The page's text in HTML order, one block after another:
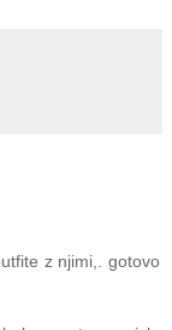
z njimi,. gotovo